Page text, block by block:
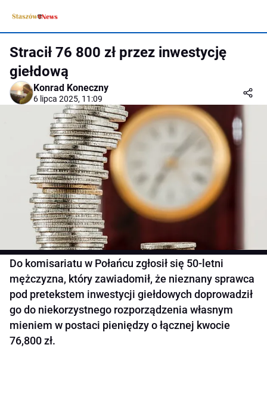
Stracił 76 800 zł przez inwestycję
giełdową
Konrad Koneczny
6 lipca 2025, 11:09
Do komisariatu w Połańcu zgłosił się 50-letni
mężczyzna, który zawiadomił, że nieznany sprawca
pod pretekstem inwestycji giełdowych doprowadził
go do niekorzystnego rozporządzenia własnym
mieniem w postaci pieniędzy o łącznej kwocie
76,800 zł.